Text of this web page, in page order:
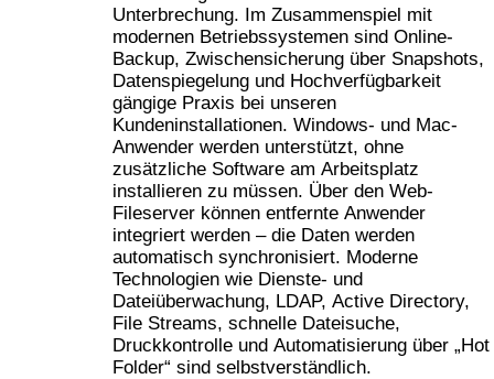
Unterbrechung. Im Zusammenspiel mit
modernen Betriebssystemen sind Online-
Backup, Zwischensicherung über Snapshots,
Datenspiegelung und Hochverfügbarkeit
gängige Praxis bei unseren
Kundeninstallationen. Windows- und Mac-
Anwender werden unterstützt, ohne
zusätzliche Software am Arbeitsplatz
installieren zu müssen. Über den Web-
Fileserver können entfernte Anwender
integriert werden – die Daten werden
automatisch synchronisiert. Moderne
Technologien wie Dienste- und
Dateiüberwachung, LDAP, Active Directory,
File Streams, schnelle Dateisuche,
Druckkontrolle und Automatisierung über „Hot
Folder“ sind selbstverständlich.